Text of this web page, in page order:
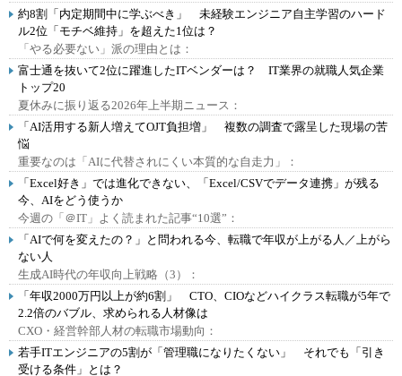
約8割「内定期間中に学ぶべき」 未経験エンジニア自主学習のハード
ル2位「モチベ維持」を超えた1位は？
「やる必要ない」派の理由とは：
富士通を抜いて2位に躍進したITベンダーは？ IT業界の就職人気企業
トップ20
夏休みに振り返る2026年上半期ニュース：
「AI活用する新人増えてOJT負担増」 複数の調査で露呈した現場の苦
悩
重要なのは「AIに代替されにくい本質的な自走力」：
「Excel好き」では進化できない、「Excel/CSVでデータ連携」が残る
今、AIをどう使うか
今週の「＠IT」よく読まれた記事“10選”：
「AIで何を変えたの？」と問われる今、転職で年収が上がる人／上がら
ない人
生成AI時代の年収向上戦略（3）：
「年収2000万円以上が約6割」 CTO、CIOなどハイクラス転職が5年で
2.2倍のバブル、求められる人材像は
CXO・経営幹部人材の転職市場動向：
若手ITエンジニアの5割が「管理職になりたくない」 それでも「引き
受ける条件」とは？